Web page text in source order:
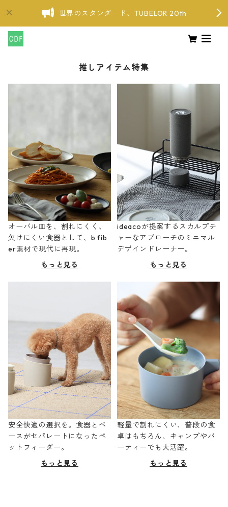
世界のスタンダード、TUBELOR 20th
推しアイテム特集
オーバル皿を、割れにくく、
欠けにくい食器として、b fib
er素材で現代に再現。
もっと見る
ideacoが提案するスカルプチ
ャーなアプローチのミニマル
デザインドレーナー。
もっと見る
安全快適の選択を。食器とベ
ースがセパレートになったペ
ットフィーダー。
もっと見る
軽量で割れにくい、普段の食
卓はもちろん、キャンプやパ
ーティーでも大活躍。
もっと見る